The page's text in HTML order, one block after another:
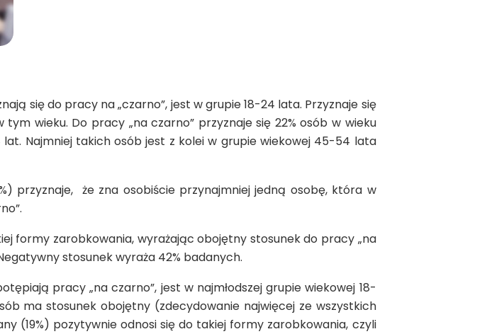
się do pracy na „czarno”, jest w grupie 18-24 lata. Przyznaje się
wieku. Do pracy „na czarno” przyznaje się 22% osób w wieku
Najmniej takich osób jest z kolei w grupie wiekowej 45-54 lata
przyznaje, że zna osobiście przynajmniej jedną osobę, która w
formy zarobkowania, wyrażając obojętny stosunek do pracy „na
stosunek wyraża 42% badanych.
pracy „na czarno”, jest w najmłodszej grupie wiekowej 18-
ma stosunek obojętny (zdecydowanie najwięcej ze wszystkich
(19%) pozytywnie odnosi się do takiej formy zarobkowania, czyli